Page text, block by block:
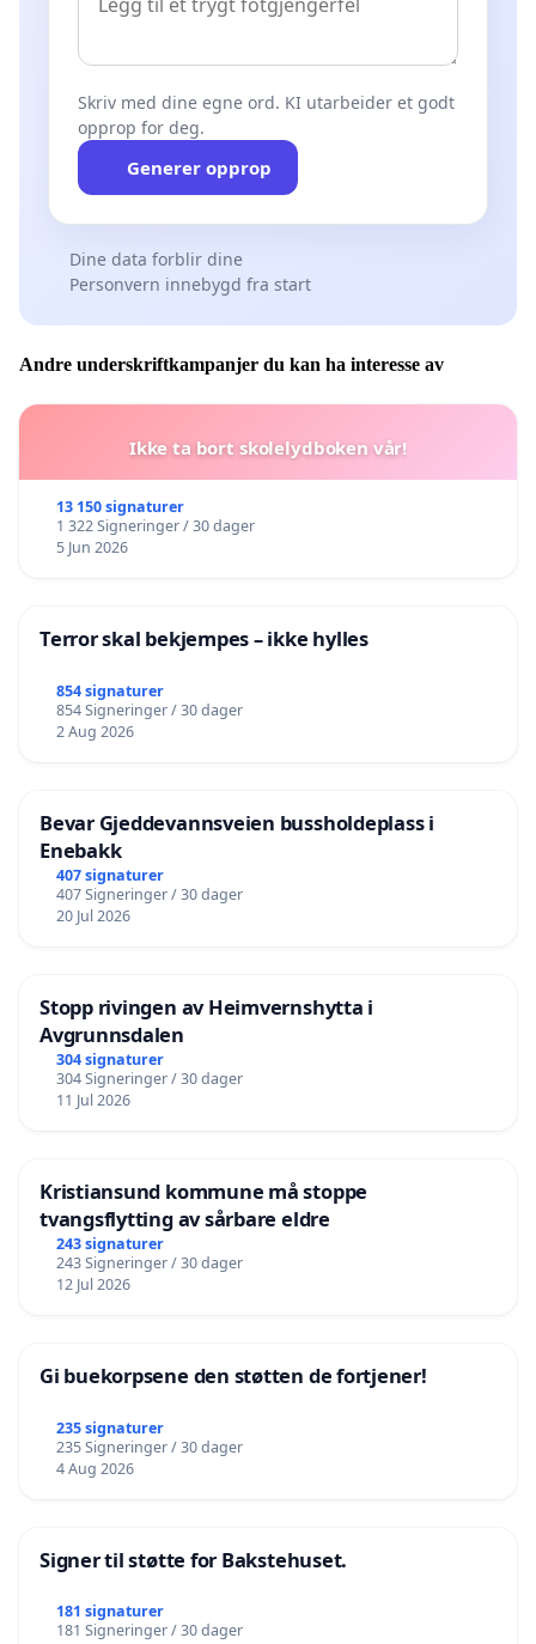
Skriv med dine egne ord. KI utarbeider et godt
opprop for deg.
Generer opprop
Dine data forblir dine
Personvern innebygd fra start
Andre underskriftkampanjer du kan ha interesse av
Ikke ta bort skolelydboken vår!
13 150 signaturer
1 322 Signeringer / 30 dager
5 Jun 2026
Terror skal bekjempes – ikke hylles
854 signaturer
854 Signeringer / 30 dager
2 Aug 2026
Bevar Gjeddevannsveien bussholdeplass i
Enebakk
407 signaturer
407 Signeringer / 30 dager
20 Jul 2026
Stopp rivingen av Heimvernshytta i
Avgrunnsdalen
304 signaturer
304 Signeringer / 30 dager
11 Jul 2026
Kristiansund kommune må stoppe
tvangsflytting av sårbare eldre
243 signaturer
243 Signeringer / 30 dager
12 Jul 2026
Gi buekorpsene den støtten de fortjener!
235 signaturer
235 Signeringer / 30 dager
4 Aug 2026
Signer til støtte for Bakstehuset.
181 signaturer
181 Signeringer / 30 dager